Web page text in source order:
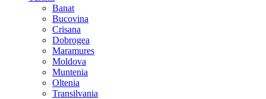
Banat
Bucovina
Crisana
Dobrogea
Maramures
Moldova
Muntenia
Oltenia
Transilvania